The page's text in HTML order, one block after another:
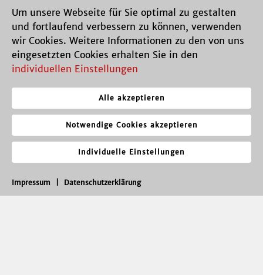
Um unsere Webseite für Sie optimal zu gestalten
und fortlaufend verbessern zu können, verwenden
wir Cookies. Weitere Informationen zu den von uns
eingesetzten Cookies erhalten Sie in den
individuellen Einstellungen
Alle akzeptieren
Notwendige Cookies akzeptieren
Impressum Datenschutzerklärung
Individuelle Einstellungen